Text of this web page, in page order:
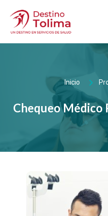
Inicio
Chequeo Médico